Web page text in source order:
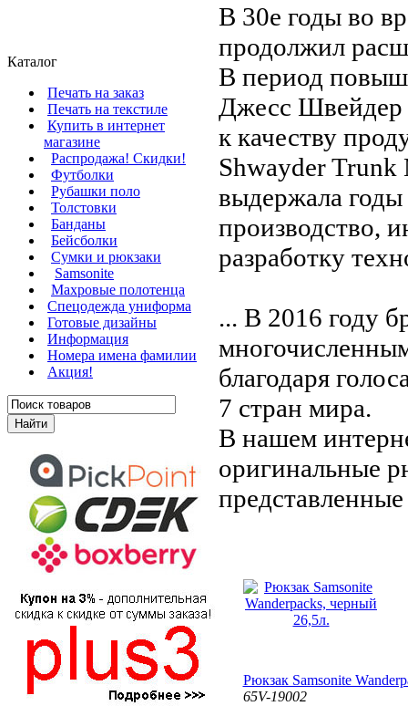
Каталог
Печать на заказ
Печать на текстиле
Купить в интернет
магазине
Распродажа! Скидки!
Футболки
Рубашки поло
Толстовки
Банданы
Бейсболки
Сумки и рюкзаки
Samsonite
Махровые полотенца
Cпецодежда униформа
Готовые дизайны
Информация
Номера имена фамилии
Акция!
В 30е годы во
продолжил
В период
Джесс Швейдер
к качеству
Shwayder Trunk
выдержала
производство,
разработку
... В 2016 году
благодаря
7 стран мира.
В нашем
оригинальные
Рюкзак Samsonite
65V-19002